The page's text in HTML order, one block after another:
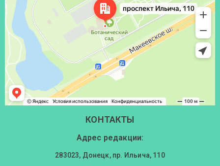
КОНТАКТЫ
Адрес редакции:
283023, Донецк, пр. Ильича, 110